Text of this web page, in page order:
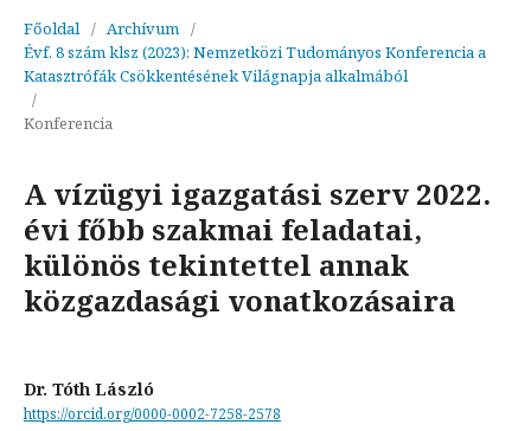
Főoldal / Archívum
/
Évf. 8 szám klsz (2023): Nemzetközi Tudományos Konferencia a
Katasztrófák Csökkentésének Világnapja alkalmából
/
Konferencia
A vízügyi igazgatási szerv 2022.
évi főbb szakmai feladatai,
különös tekintettel annak
közgazdasági vonatkozásaira
Dr. Tóth László
https://orcid.org/0000-0002-7258-2578